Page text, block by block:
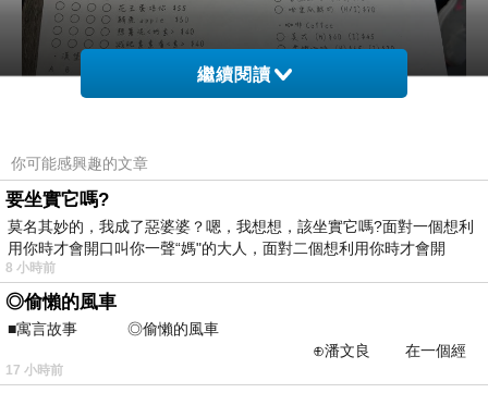
不管了，先來一份"燻鮭魚佐乳酪醬全餐"吧！
全餐有炸薯條，奶酪，沙拉，整個盤子放滿滿
繼續閱讀
你可能感興趣的文章
要坐實它嗎?
莫名其妙的，我成了惡婆婆？嗯，我想想，該坐實它嗎?面對一個想利
用你時才會開口叫你一聲“媽"的大人，面對二個想利用你時才會開
8 小時前
◎偷懶的風車
■寓言故事 ◎偷懶的風車
⊕潘文良 在一個經
常颳風的山丘上—&m
17 小時前